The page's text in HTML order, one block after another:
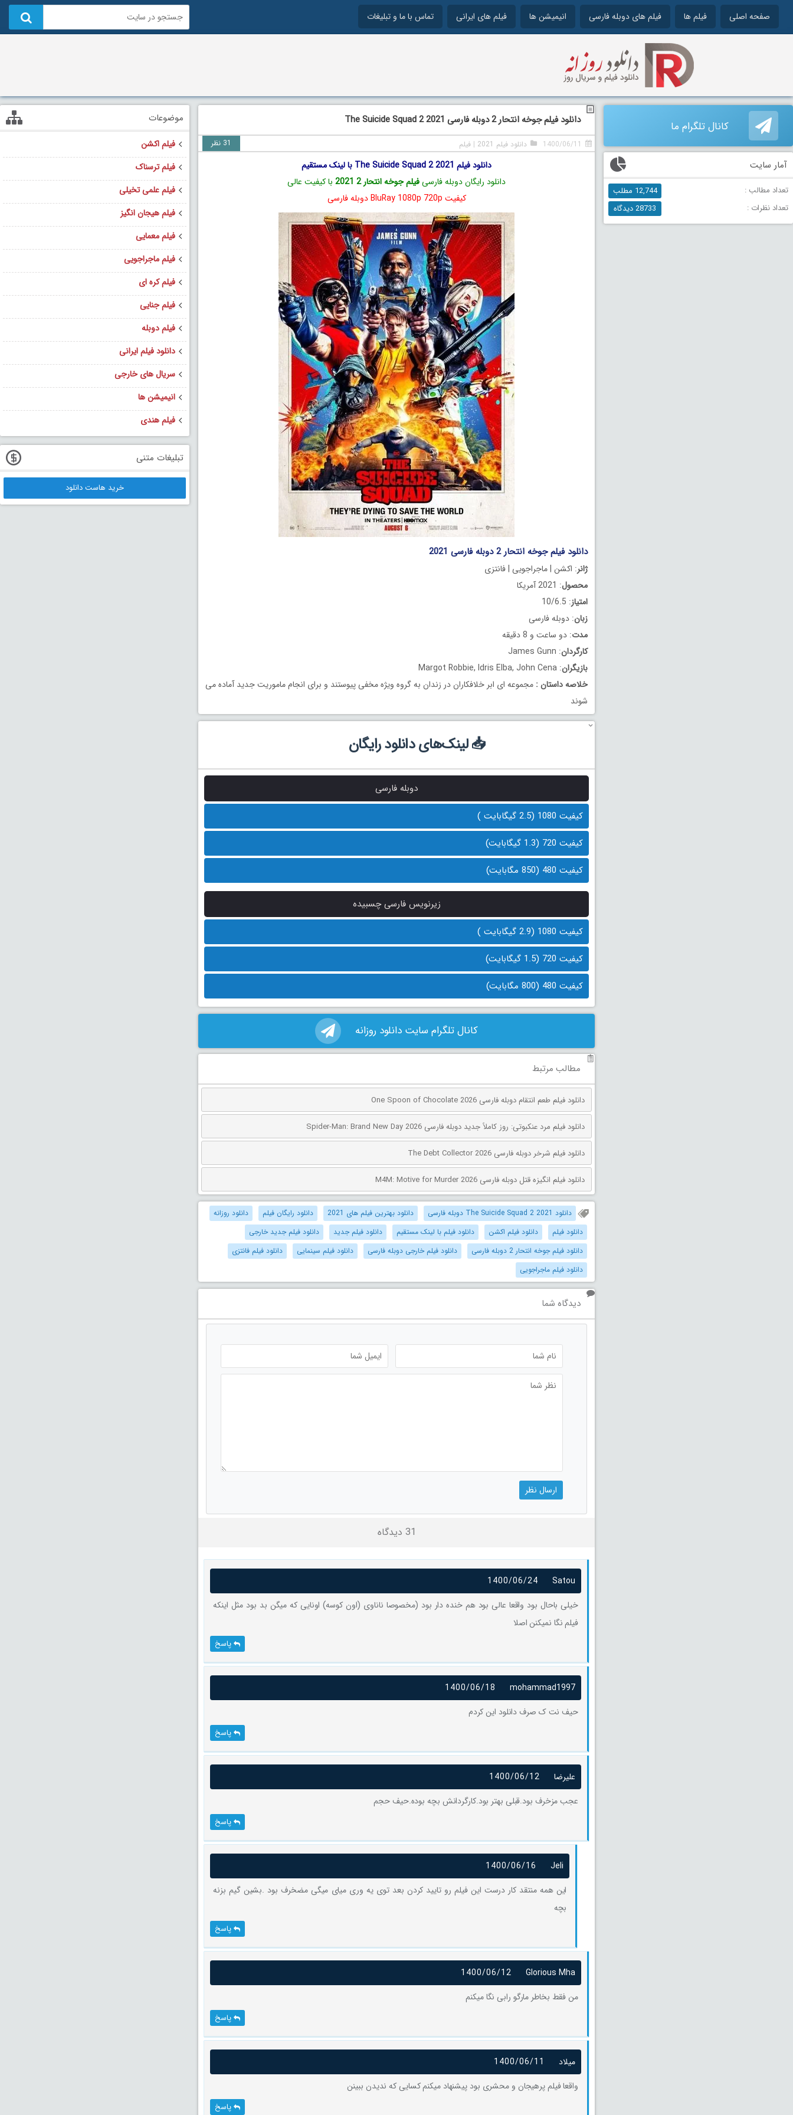
صفحه اصلی فیلم ها فیلم های دوبله فارسی انیمیشن ها فیلم های ایرانی تماس با ما و تبلیغات
دانلود فیلم جوخه انتحار 2 دوبله فارسی The Suicide Squad 2 2021
1400/06/11 دانلود فیلم 2021 | فیلم 31 نظر
دانلود فیلم The Suicide Squad 2 2021 با لینک مستقیم
دانلود رایگان دوبله فارسیفیلم جوخه انتحار 2 2021
با کیفیت عالی
کیفیت BluRay 1080p 720p دوبله فارسی
دانلود فیلم جوخه انتحار 2 دوبله فارسی 2021
ژانر: اکشن | ماجراجویی | فانتزی
محصول: 2021 آمریکا
امتیاز: 10/6.5
زبان: دوبله فارسی
مدت: دو ساعت و 8 دقیقه
کارگردان: James Gunn
بازیگران: Margot Robbie, Idris Elba, John Cena
خلاصه داستان : مجموعه ای ابر خلافکاران در زندان به گروه ویژه مخفی پیوستند و برای انجام ماموریت جدید آماده می
شوند
📥 لینک‌های دانلود رایگان
دوبله فارسی
کیفیت 1080 (2.5 گیگابایت )
کیفیت 720 (1.3 گیگابایت)
کیفیت 480 (850 مگابایت)
زیرنویس فارسی چسبیده
کیفیت 1080 (2.9 گیگابایت )
کیفیت 720 (1.5 گیگابایت)
کیفیت 480 (800 مگابایت)
کانال تلگرام سایت دانلود روزانه
مطالب مرتبط
دانلود فیلم طعم انتقام دوبله فارسی One Spoon of Chocolate 2026
دانلود فیلم مرد عنکبوتی: روز کاملاً جدید دوبله فارسی Spider-Man: Brand New Day 2026
دانلود فیلم شرخر دوبله فارسی The Debt Collector 2026
دانلود فیلم انگیزه قتل دوبله فارسی M4M: Motive for Murder 2026
دانلود The Suicide Squad 2 2021 دوبله فارسی دانلود بهترین فیلم های 2021 دانلود رایگان فیلم
دانلود روزانه
دانلود فیلم
دانلود فیلم اکشن دانلود فیلم با لینک مستقیم دانلود فیلم جدید
دانلود فیلم جدید خارجی
دانلود فیلم جوخه انتحار 2 دوبله فارسی
دانلود فیلم خارجی دوبله فارسی دانلود فیلم سینمایی
دانلود فیلم فانتزی
دانلود فیلم ماجراجویی
دیدگاه شما
31 دیدگاه
Satou
1400/06/24
خیلی باحال بود واقعا عالی بود هم خنده دار بود (مخصوصا ناناوی (اون کوسه) اونایی که میگن بد بود مثل اینکه
فیلم نگا نمیکنن اصلا
پاسخ
mohammad1997
1400/06/18
حیف نت ک صرف دانلود این کردم
پاسخ
علیرضا
1400/06/12
عجب مزخرف بود.قبلی بهتر بود.کارگردانش بچه بوده.حیف حجم
پاسخ
Jeli
1400/06/16
این همه منتقد کار درست این فیلم رو تایید کردن بعد توی یه وری میای میگی مضخرف بود .بشین گیم بزنه
بچه
پاسخ
Glorious Mha
1400/06/12
من فقط بخاطر مارگو رابی نگا میکنم
پاسخ
میلاد
1400/06/11
واقعا فیلم پرهیجان و محشری بود پیشنهاد میکنم کسایی که ندیدن ببینن
پاسخ
کانال تلگرام ما
آمار سایت
تعداد مطالب :
12,744 مطلب
تعداد نظرات :
28733 دیدگاه
موضوعات
فیلم اکشن
فیلم ترسناک
فیلم علمی تخیلی
فیلم هیجان انگیز
فیلم معمایی
فیلم ماجراجویی
فیلم کره ای
فیلم جنایی
فیلم دوبله
دانلود فیلم ایرانی
سریال های خارجی
انیمیشن ها
فیلم هندی
تبلیغات متنی
خرید هاست دانلود